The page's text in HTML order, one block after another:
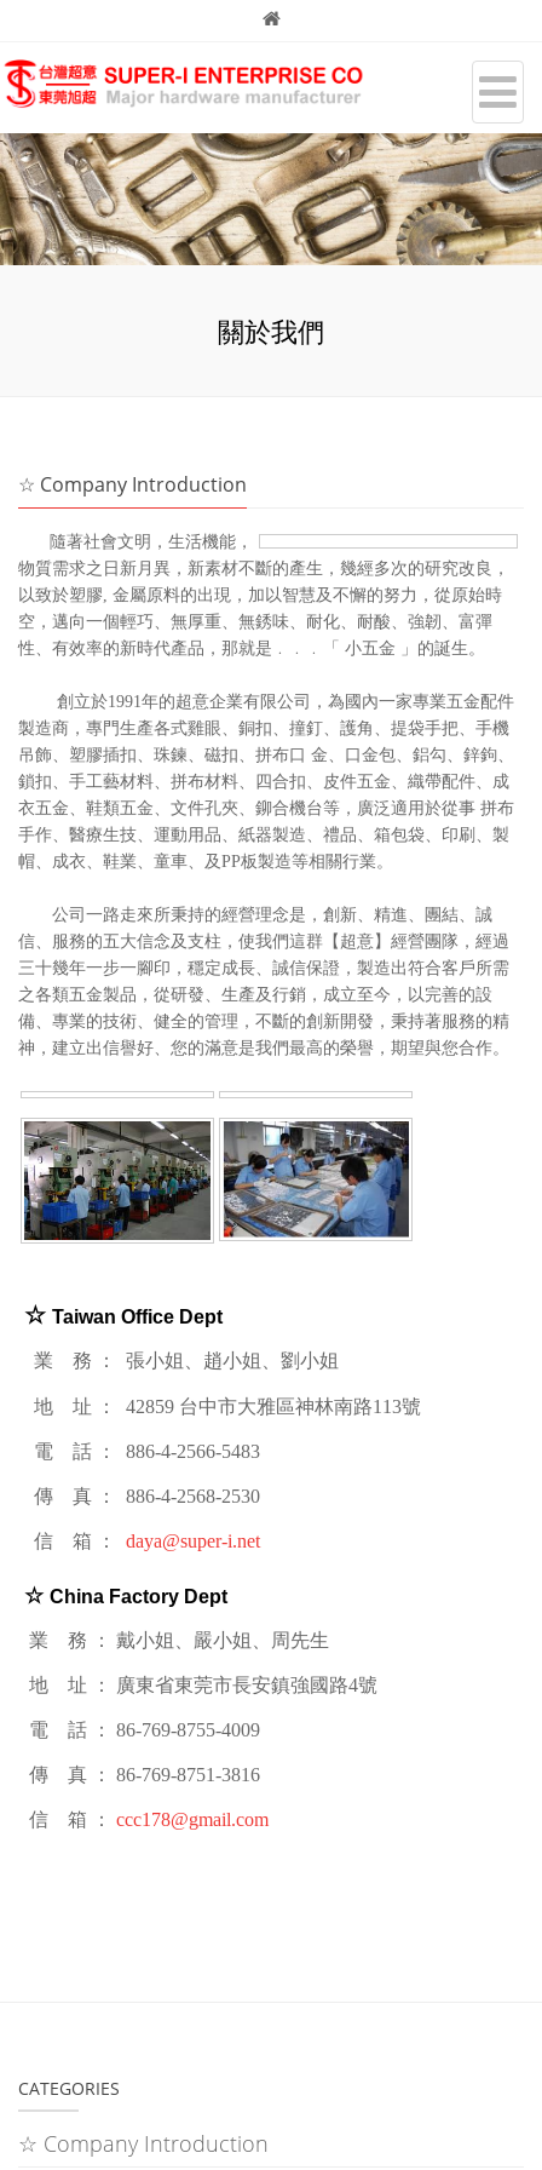
關於我們
☆ Company Introduction
隨著社會文明，生活機能，
物質需求之日新月異，新素材不斷的產生，幾經多次的研究改良，
以致於塑膠, 金屬原料的出現，加以智慧及不懈的努力，從原始時
空，邁向一個輕巧、無厚重、無銹味、耐化、耐酸、強韌、富彈
性、有效率的新時代產品，那就是﹒﹒﹒「 小五金 」的誕生。
創立於1991年的超意企業有限公司，為國內一家專業五金配件
製造商，專門生產各式雞眼、銅扣、撞釘、護角、提袋手把、手機
吊飾、塑膠插扣、珠鍊、磁扣、拼布口 金、口金包、鋁勾、鋅鉤、
鎖扣、手工藝材料、拼布材料、四合扣、皮件五金、織帶配件、成
衣五金、鞋類五金、文件孔夾、鉚合機台等，廣泛適用於從事 拼布
手作、醫療生技、運動用品、紙器製造、禮品、箱包袋、印刷、製
帽、成衣、鞋業、童車、及PP板製造等相關行業。
公司一路走來所秉持的經營理念是，創新、精進、團結、誠
信、服務的五大信念及支柱，使我們這群【超意】經營團隊，經過
三十幾年一步一腳印，穩定成長、誠信保證，製造出符合客戶所需
之各類五金製品，從研發、生產及行銷，成立至今，以完善的設
備、專業的技術、健全的管理，不斷的創新開發，秉持著服務的精
神，建立出信譽好、您的滿意是我們最高的榮譽，期望與您合作。
☆ Taiwan Office Dept
業 務 ： 張小姐、趙小姐、劉小姐
地 址 ： 42859 台中市大雅區神林南路113號
電 話 ： 886-4-2566-5483
傳 真 ： 886-4-2568-2530
信 箱 ： daya@super-i.net
☆ China Factory Dept
業 務 ： 戴小姐、嚴小姐、周先生
地 址 ： 廣東省東莞市長安鎮強國路4號
電 話 ： 86-769-8755-4009
傳 真 ： 86-769-8751-3816
信 箱 ： ccc178@gmail.com
CATEGORIES
☆ Company Introduction